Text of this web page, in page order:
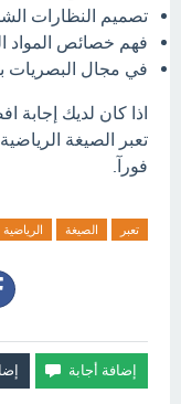
تصميم النظارات
فهم خصائص المواد
في مجال البصريات
اذا كان لديك إجابة
فورآ.
تعبر الصيغة الرياضية